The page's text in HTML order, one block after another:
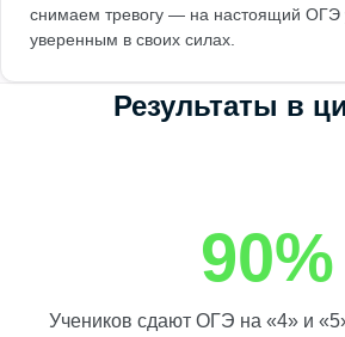
снимаем тревогу — на настоящий ОГЭ
уверенным в своих силах.
Результаты в
90%
Учеников сдают ОГЭ на «4» и